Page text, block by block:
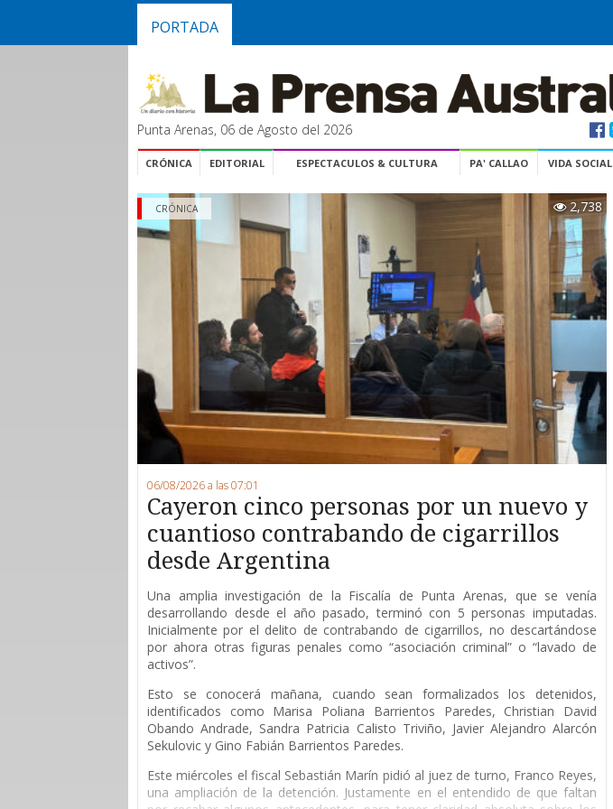
PORTADA
Punta Arenas, 06 de Agosto del 2026
CRÓNICA EDITORIAL ESPECTACULOS & CULTURA PA' CALLAO VIDA SOCIAL
2,738
CRÓNICA
06/08/2026 a las 07:01
Cayeron cinco personas por un nuevo y
cuantioso contrabando de cigarrillos
desde Argentina
Una amplia investigación de la Fiscalía de Punta Arenas, que se venía
desarrollando desde el año pasado, terminó con 5 personas imputadas.
Inicialmente por el delito de contrabando de cigarrillos, no descartándose
por ahora otras figuras penales como “asociación criminal” o “lavado de
activos”.
Esto se conocerá mañana, cuando sean formalizados los detenidos,
identificados como Marisa Poliana Barrientos Paredes, Christian David
Obando Andrade, Sandra Patricia Calisto Triviño, Javier Alejandro Alarcón
Sekulovic y Gino Fabián Barrientos Paredes.
Este miércoles el fiscal Sebastián Marín pidió al juez de turno, Franco Reyes,
una ampliación de la detención. Justamente en el entendido de que faltan